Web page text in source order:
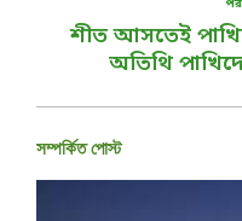
শীত আসতেই পাখির
অতিথি
সম্পর্কিত পোস্ট